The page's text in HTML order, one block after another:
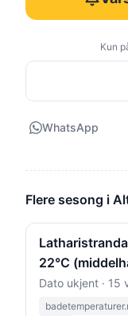
Kun
WhatsApp
Flere sesong i
22°C
Dato ukjent · 15